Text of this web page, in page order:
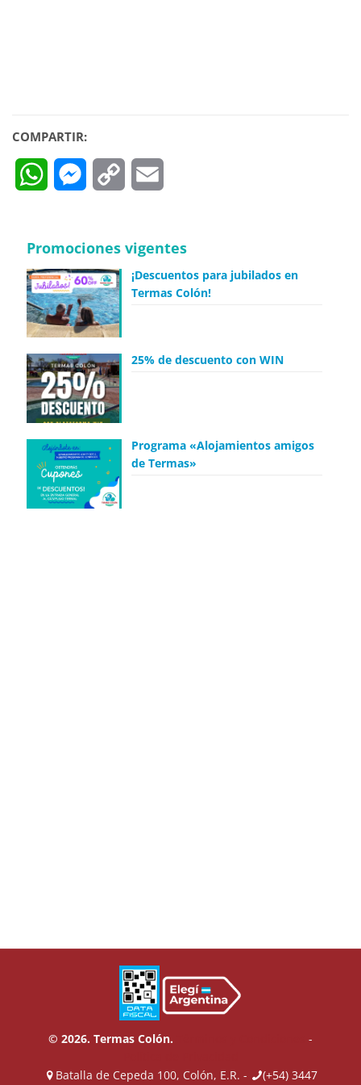
COMPARTIR:
WhatsAppMessenger
Copy
Promociones vigentes
¡Descuentos para jubilados en
Termas Colón!
25% de descuento con WIN
Programa «Alojamientos amigos
de Termas»
© 2026. Termas Colón.
-
Batalla de Cepeda 100, Colón, E.R. -
(+54) 3447